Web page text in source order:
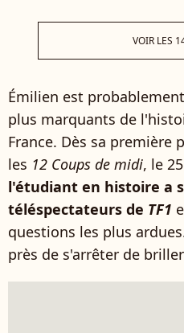
VOIR LES
Émilien est
plus marquants de
France. Dès sa
les 12 Coups de midi, le
l'étudiant en histoire a
téléspectateurs de TF1
questions les plus
près de s'arrêter de